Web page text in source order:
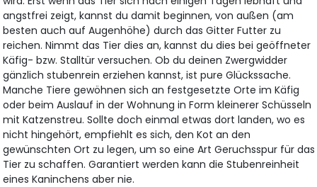
angstfrei zeigt, kannst du damit beginnen, von außen (am
besten auch auf Augenhöhe) durch das Gitter Futter zu
reichen. Nimmt das Tier dies an, kannst du dies bei geöffneter
Käfig- bzw. Stalltür versuchen. Ob du deinen Zwergwidder
gänzlich stubenrein erziehen kannst, ist pure Glückssache.
Manche Tiere gewöhnen sich an festgesetzte Orte im Käfig
oder beim Auslauf in der Wohnung in Form kleinerer Schüsseln
mit Katzenstreu. Sollte doch einmal etwas dort landen, wo es
nicht hingehört, empfiehlt es sich, den Kot an den
gewünschten Ort zu legen, um so eine Art Geruchsspur für das
Tier zu schaffen. Garantiert werden kann die Stubenreinheit
eines Kaninchens aber nie.